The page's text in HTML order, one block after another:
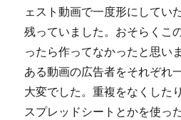
ェスト動画で一度形にしてい
残っていました。おそらくこ
ったら作ってなかったと思い
ある動画の広告者をそれぞれ
大変でした。重複をなくした
スプレッドシートとかを使っ